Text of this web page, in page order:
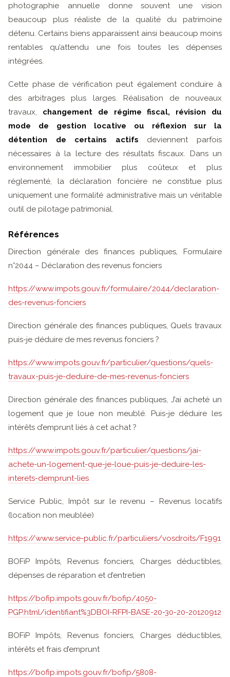
photographie annuelle donne souvent une vision
beaucoup plus réaliste de la qualité du patrimoine
détenu. Certains biens apparaissent ainsi beaucoup moins
rentables qu’attendu une fois toutes les dépenses
intégrées.
Cette phase de vérification peut également conduire à
des arbitrages plus larges. Réalisation de nouveaux
travaux, changement de régime fiscal, révision du
mode de gestion locative ou réflexion sur la
détention de certains actifs deviennent parfois
nécessaires à la lecture des résultats fiscaux. Dans un
environnement immobilier plus coûteux et plus
réglementé, la déclaration foncière ne constitue plus
uniquement une formalité administrative mais un véritable
outil de pilotage patrimonial.
Références
Direction générale des finances publiques, Formulaire
n°2044 – Déclaration des revenus fonciers
https://www.impots.gouv.fr/formulaire/2044/declaration-
des-revenus-fonciers
Direction générale des finances publiques, Quels travaux
puis-je déduire de mes revenus fonciers ?
https://www.impots.gouv.fr/particulier/questions/quels-
travaux-puis-je-deduire-de-mes-revenus-fonciers
Direction générale des finances publiques, J’ai acheté un
logement que je loue non meublé. Puis-je déduire les
intérêts d’emprunt liés à cet achat ?
https://www.impots.gouv.fr/particulier/questions/jai-
achete-un-logement-que-je-loue-puis-je-deduire-les-
interets-demprunt-lies
Service Public, Impôt sur le revenu – Revenus locatifs
(location non meublée)
https://www.service-public.fr/particuliers/vosdroits/F1991
BOFiP Impôts, Revenus fonciers, Charges déductibles,
dépenses de réparation et d’entretien
https://bofip.impots.gouv.fr/bofip/4050-
PGP.html/identifiant%3DBOI-RFPI-BASE-20-30-20-20120912
BOFiP Impôts, Revenus fonciers, Charges déductibles,
intérêts et frais d’emprunt
https://bofip.impots.gouv.fr/bofip/5808-